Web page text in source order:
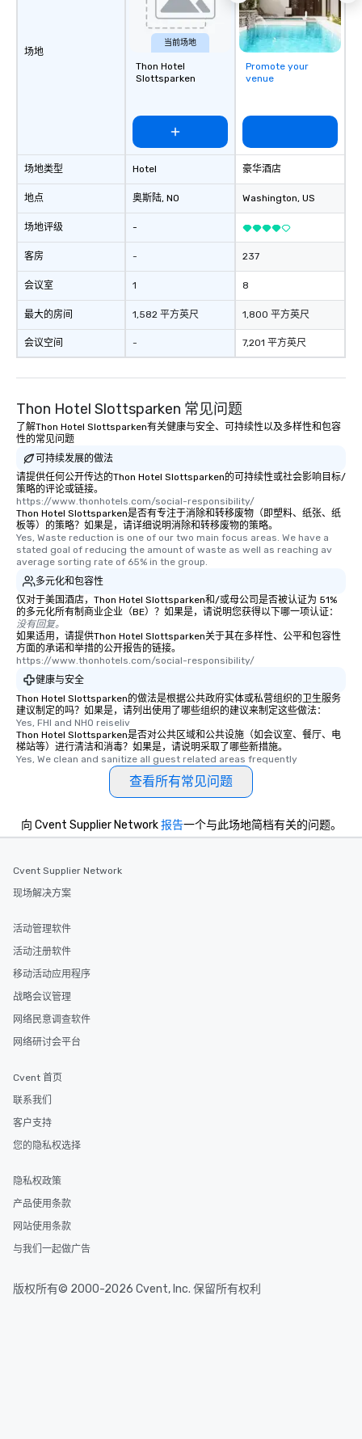
场地
场地类型
地点
场地评级
客房
会议室
最大的房间
会议空间
当前场地
Thon Hotel
Slottsparken
Hotel
奥斯陆, NO
-
-
1
1,582 平方英尺
-
Promote your
venue
豪华酒店
Washington, US
237
8
1,800 平方英尺
7,201 平方英尺
Thon Hotel Slottsparken 常见问题
了解Thon Hotel Slottsparken有关健康与安全、可持续性以及多样性和包容
性的常见问题
可持续发展的做法
请提供任何公开传达的Thon Hotel Slottsparken的可持续性或社会影响目标/
策略的评论或链接。
https://www.thonhotels.com/social-responsibility/
Thon Hotel Slottsparken是否有专注于消除和转移废物（即塑料、纸张、纸
板等）的策略？如果是，请详细说明消除和转移废物的策略。
Yes, Waste reduction is one of our two main focus areas. We have a
stated goal of reducing the amount of waste as well as reaching av
average sorting rate of 65% in the group.
多元化和包容性
仅对于美国酒店，Thon Hotel Slottsparken和/或母公司是否被认证为 51%
的多元化所有制商业企业（BE）？如果是，请说明您获得以下哪一项认证：
没有回复。
如果适用，请提供Thon Hotel Slottsparken关于其在多样性、公平和包容性
方面的承诺和举措的公开报告的链接。
https://www.thonhotels.com/social-responsibility/
健康与安全
Thon Hotel Slottsparken的做法是根据公共政府实体或私营组织的卫生服务
建议制定的吗？如果是，请列出使用了哪些组织的建议来制定这些做法：
Yes, FHI and NHO reiseliv
Thon Hotel Slottsparken是否对公共区域和公共设施（如会议室、餐厅、电
梯站等）进行清洁和消毒？如果是，请说明采取了哪些新措施。
Yes, We clean and sanitize all guest related areas frequently
查看所有常见问题
向 Cvent Supplier Network报告一个与此场地简档有关的问题。
Cvent Supplier Network
现场解决方案
活动管理软件
活动注册软件
移动活动应用程序
战略会议管理
网络民意调查软件
网络研讨会平台
Cvent 首页
联系我们
客户支持
您的隐私权选择
隐私权政策
产品使用条款
网站使用条款
与我们一起做广告
版权所有© 2000-2026 Cvent, Inc. 保留所有权利